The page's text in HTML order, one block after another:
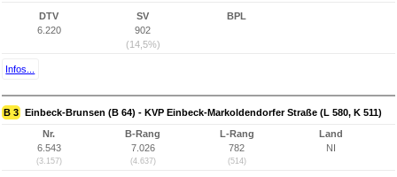
DTV
6.220
SV
902
(14,5%)
BPL
Infos...
B 3 Einbeck-Brunsen (B 64) - KVP Einbeck-Markoldendorfer Straße (L 580, K 511)
Nr.
6.543
(3.157)
B-Rang
7.026
(4.637)
L-Rang
782
(514)
Land
NI